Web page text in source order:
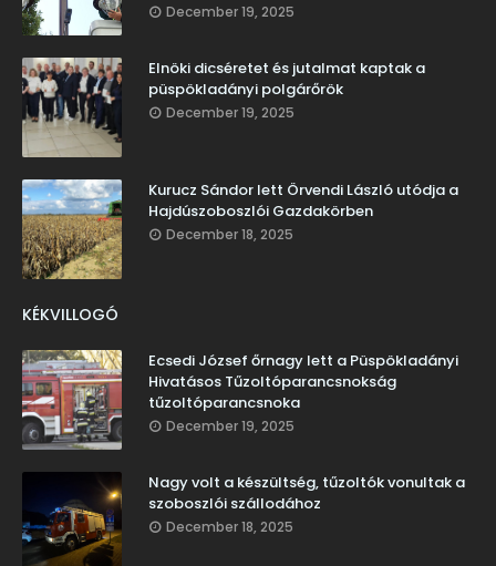
December 19, 2025
Elnöki dicséretet és jutalmat kaptak a
püspökladányi polgárőrök
December 19, 2025
Kurucz Sándor lett Örvendi László utódja a
Hajdúszoboszlói Gazdakörben
December 18, 2025
KÉKVILLOGÓ
Ecsedi József őrnagy lett a Püspökladányi
Hivatásos Tűzoltóparancsnokság
tűzoltóparancsnoka
December 19, 2025
Nagy volt a készültség, tűzoltók vonultak a
szoboszlói szállodához
December 18, 2025